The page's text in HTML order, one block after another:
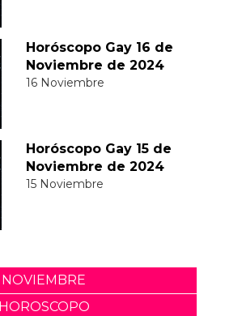
Horóscopo Gay 16 de
Noviembre de 2024
16 Noviembre
Horóscopo Gay 15 de
Noviembre de 2024
15 Noviembre
NOVIEMBRE
HOROSCOPO